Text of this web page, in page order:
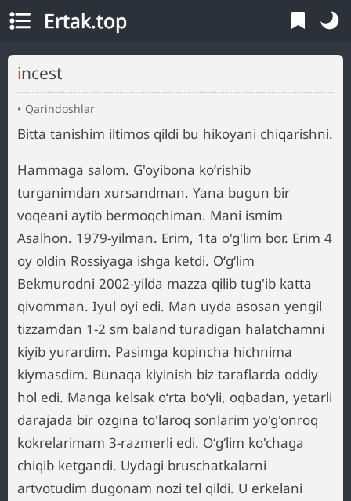
Ertak.top
incest
Qarindoshlar
Bitta tanishim iltimos qildi bu hikoyani chiqarishni.
Hammaga salom. G'oyibona koʻrishib
turganimdan xursandman. Yana bugun bir
voqeani aytib bermoqchiman. Mani ismim
Asalhon. 1979-yilman. Erim, 1ta o'g'lim bor. Erim 4
oy oldin Rossiyaga ishga ketdi. Oʻgʻlim
Bekmurodni 2002-yilda mazza qilib tug'ib katta
qivomman. Iyul oyi edi. Man uyda asosan yengil
tizzamdan 1-2 sm baland turadigan halatchamni
kiyib yurardim. Pasimga kopincha hichnima
kiymasdim. Bunaqa kiyinish biz taraflarda oddiy
hol edi. Manga kelsak oʻrta boʻyli, oqbadan, yetarli
darajada bir ozgina to'laroq sonlarim yo'g'onroq
kokrelarimam 3-razmerli edi. Oʻgʻlim ko'chaga
chiqib ketgandi. Uydagi bruschatkalarni
artvotudim dugonam nozi tel qildi. U erkelani